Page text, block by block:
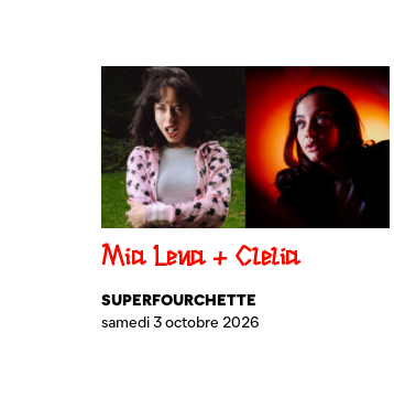
Mia Lena + Clelia
SUPERFOURCHETTE
samedi 3 octobre 2026